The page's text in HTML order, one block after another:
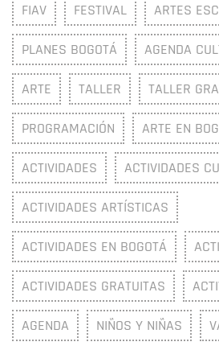
FIAV FESTIVAL ARTES
PLANES BOGOTÁ AGENDA
ARTE TALLER TALLER
PROGRAMACIÓN ARTE EN
ACTIVIDADES ACTIVIDADES
ACTIVIDADES ARTÍSTICAS
ACTIVIDADES EN BOGOTÁ
ACTIVIDADES GRATUITAS
AGENDA NIÑOS Y NIÑAS